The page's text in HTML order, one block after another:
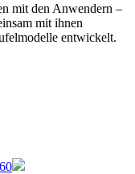
mit den Anwendern –
mit ihnen
entwickelt.